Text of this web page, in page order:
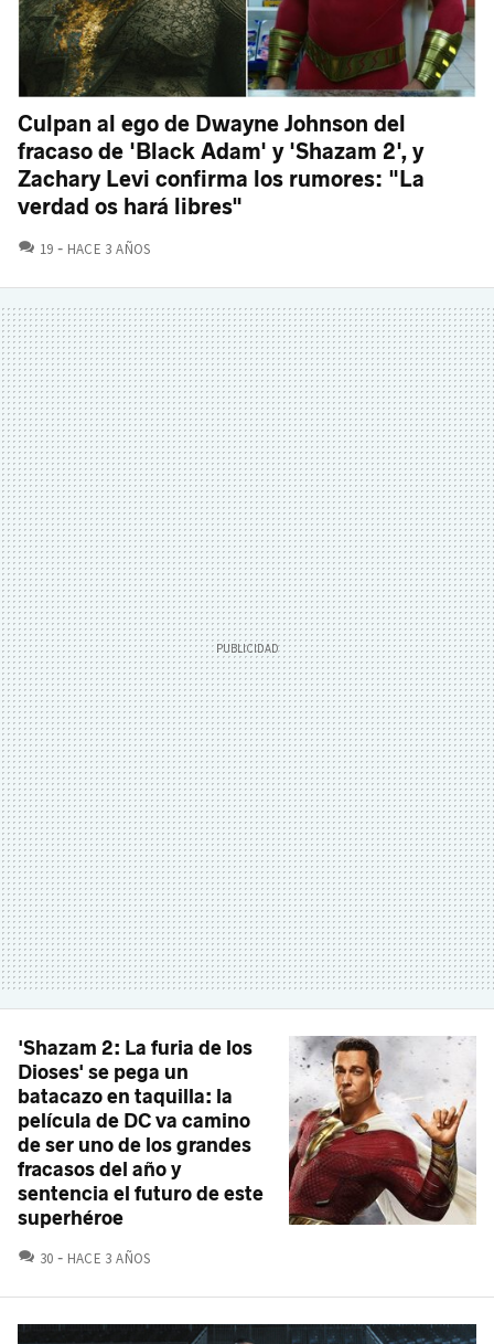
Culpan al ego de Dwayne Johnson del
fracaso de 'Black Adam' y 'Shazam 2', y
Zachary Levi confirma los rumores: "La
verdad os hará libres"
19 COMENTARIOS
HACE 3 AÑOS
'Shazam 2: La furia de los
Dioses' se pega un
batacazo en taquilla: la
película de DC va camino
de ser uno de los grandes
fracasos del año y
sentencia el futuro de este
superhéroe
30 COMENTARIOS
HACE 3 AÑOS